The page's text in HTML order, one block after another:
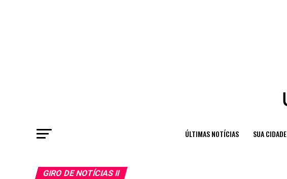
ÚLTIMAS NOTÍCIAS SUA CIDADE
GIRO DE NOTÍCIAS II